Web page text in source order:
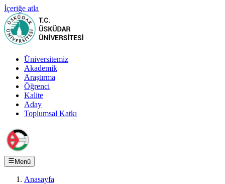
İçeriğe atla
Üniversitemiz
Akademik
Araştırma
Öğrenci
Kalite
Aday
Toplumsal Katkı
Menü
Anasayfa